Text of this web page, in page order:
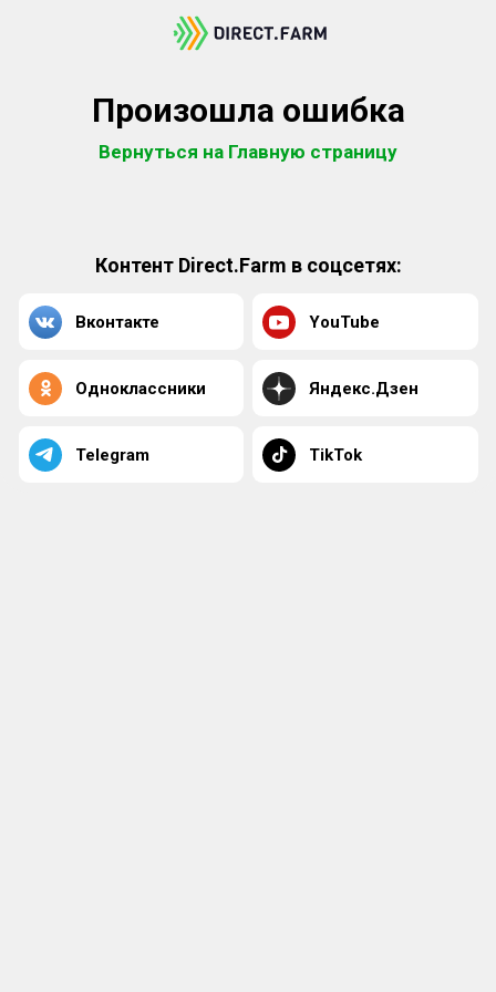
Произошла ошибка
Вернуться на Главную страницу
Контент Direct.Farm в соцсетях:
Вконтакте YouTube
Одноклассники Яндекс.Дзен
Telegram TikTok